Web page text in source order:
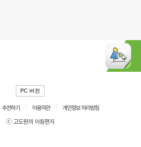
PC 버전
추천하기 이용약관
개인정보 처리방침
ⓒ 고도원의 아침편지